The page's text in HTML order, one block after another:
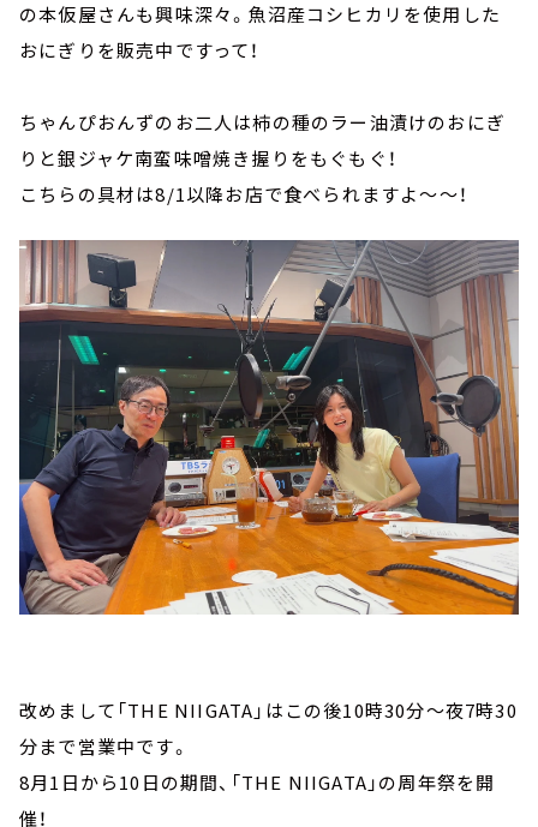
の本仮屋さんも興味深々。魚沼産コシヒカリを使用した
おにぎりを販売中ですって！
ちゃんぴおんずのお二人は柿の種のラー油漬けのおにぎ
りと銀ジャケ南蛮味噌焼き握りをもぐもぐ！
こちらの具材は8/1以降お店で食べられますよ～～！
改めまして「THE NIIGATA」はこの後10時30分～夜7時30
分まで営業中です。
8月1日から10日の期間、「THE NIIGATA」の周年祭を開
催！